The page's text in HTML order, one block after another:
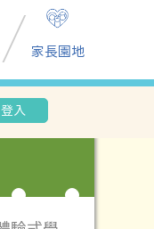
家長園地
登入